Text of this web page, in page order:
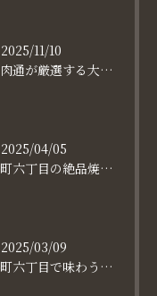
2025/11/10
焼肉通が厳選する大阪長堀鶴見緑地線谷町六丁目満足食事術
2025/04/05
谷町六丁目の絶品焼肉体験
2025/03/09
谷町六丁目で味わう家族と焼肉の魅力